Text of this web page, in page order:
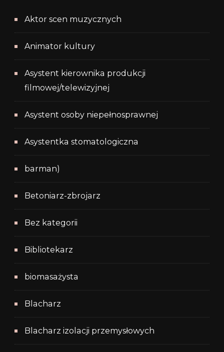
Aktor scen muzycznych
Animator kultury
Asystent kierownika produkcji
filmowej/telewizyjnej
Asystent osoby niepełnosprawnej
Asystentka stomatologiczna
barman)
Betoniarz-zbrojarz
Bez kategorii
Bibliotekarz
biomasażysta
Blacharz
Blacharz izolacji przemysłowych